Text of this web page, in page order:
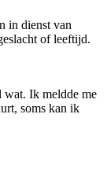
in dienst van
of leeftijd.
wat. Ik meldde me
soms kan ik